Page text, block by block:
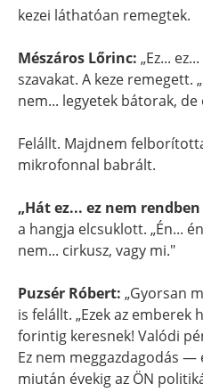
kezei láthatóan remegtek.
Mészáros Lőrinc: „Ez...
szavakat. A keze remegett.
nem... legyetek bátorak, de
Felállt. Majdnem
mikrofonnal babrált.
„Hát ez... ez nem
a hangja elcsuklott. „Én...
nem... cirkusz, vagy mi."
Puzsér Róbert: „Gyorsan
is felállt. „Ezek az emberek
forintig keresnek! Valódi
Ez nem meggazdagodás —
miután évekig az ÖN